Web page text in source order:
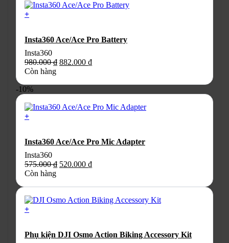
+
Insta360 Ace/Ace Pro Battery
Insta360
980.000₫ Giá
882.000 ₫Giá
Còn hàng
-10%
+
Insta360 Ace/Ace Pro Mic Adapter
Insta360
575.000₫ Giá
520.000 ₫Giá
520.000 ₫.
Còn hàng
+
Phụ kiện DJI Osmo Action Biking Accessory Kit